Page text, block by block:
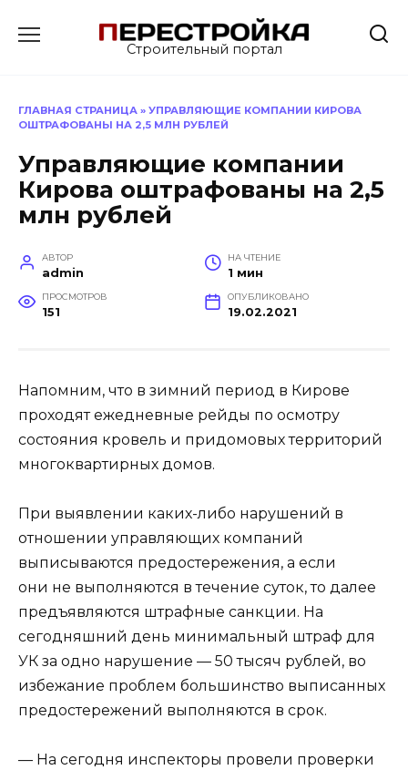
Строительный портал
ГЛАВНАЯ СТРАНИЦА » УПРАВЛЯЮЩИЕ КОМПАНИИ КИРОВА
ОШТРАФОВАНЫ НА 2,5 МЛН РУБЛЕЙ
Управляющие компании
Кирова оштрафованы на 2,5
млн рублей
АВТОР
admin
НА ЧТЕНИЕ
1 мин
ПРОСМОТРОВ
151
ОПУБЛИКОВАНО
19.02.2021
Напомним, что в зимний период в Кирове
проходят ежедневные рейды по осмотру
состояния кровель и придомовых территорий
многоквартирных домов.
При выявлении каких-либо нарушений в
отношении управляющих компаний
выписываются предостережения, а если
они не выполняются в течение суток, то далее
предъявляются штрафные санкции. На
сегодняшний день минимальный штраф для
УК за одно нарушение — 50 тысяч рублей, во
избежание проблем большинство выписанных
предостережений выполняются в срок.
— На сегодня инспекторы провели проверки